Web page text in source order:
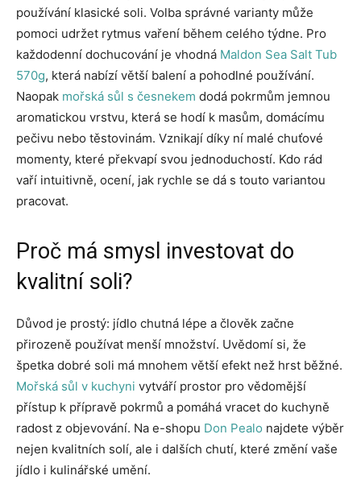
používání klasické soli. Volba správné varianty může
pomoci udržet rytmus vaření během celého týdne. Pro
každodenní dochucování je vhodná Maldon Sea Salt Tub
570g, která nabízí větší balení a pohodlné používání.
Naopak mořská sůl s česnekem dodá pokrmům jemnou
aromatickou vrstvu, která se hodí k masům, domácímu
pečivu nebo těstovinám. Vznikají díky ní malé chuťové
momenty, které překvapí svou jednoduchostí. Kdo rád
vaří intuitivně, ocení, jak rychle se dá s touto variantou
pracovat.
Proč má smysl investovat do
kvalitní soli?
Důvod je prostý: jídlo chutná lépe a člověk začne
přirozeně používat menší množství. Uvědomí si, že
špetka dobré soli má mnohem větší efekt než hrst běžné.
Mořská sůl v kuchyni vytváří prostor pro vědomější
přístup k přípravě pokrmů a pomáhá vracet do kuchyně
radost z objevování. Na e-shopu Don Pealo najdete výběr
nejen kvalitních solí, ale i dalších chutí, které změní vaše
jídlo i kulinářské umění.